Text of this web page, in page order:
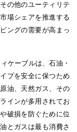
の他のユーティリテ
場シェアを推進する
ングの需要が高まっ
ケーブルは、石油・
プを安全に保つため
油、天然ガス、その
インが多用されてお
破損を防ぐために位
とガスは最も消費さ